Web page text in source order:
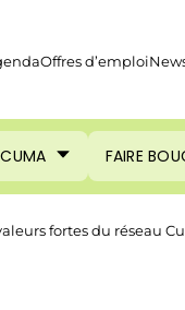
Offres d’emploi
FAIRE
fortes du réseau